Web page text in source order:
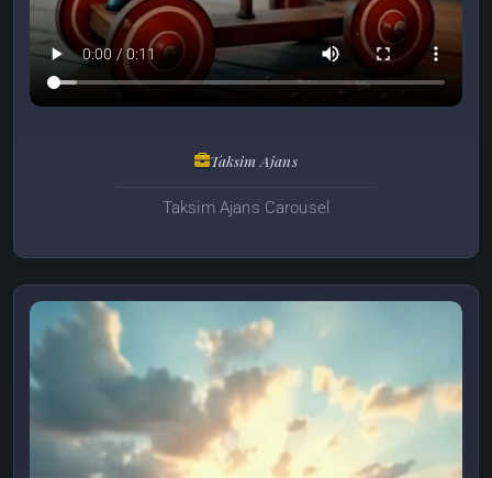
Taksim Ajans
Taksim Ajans Carousel